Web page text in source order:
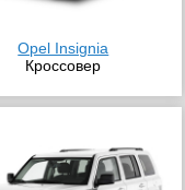
Opel Insignia
Кроссовер